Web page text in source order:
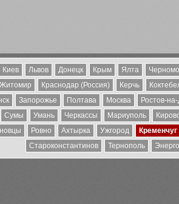
Киев Львов Донецк Крым Ялта
Житомир Краснодар (Россия) Керчь
Запорожье Полтава Москва
Ростов-
Сумы Умань Черкассы Мариуполь
Ровно Ахтырка Ужгород
Кременчуг
Староконстантинов
Тернополь